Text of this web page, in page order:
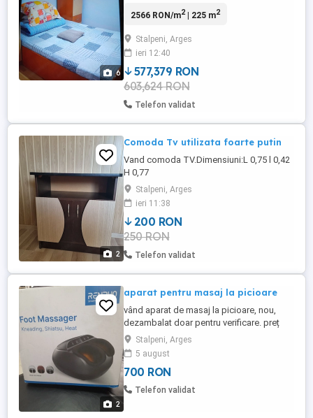
6
2 camera Mioveni etajul 1 ,2 sau 3 fără
2566 RON/m2| 225 m2
Stalpeni, Arges
ieri 12:40
577,379 RON
603,624 RON
Telefon validat
2
Comoda Tv utilizata foarte putin
Vand comoda TV.Dimensiuni:L 0,75 l 0,42
H 0,77
Stalpeni, Arges
ieri 11:38
200 RON
250 RON
Telefon validat
2
aparat pentru masaj la picioare
vând aparat de masaj la picioare, nou,
dezambalat doar pentru verificare. preț
negociabil.
Stalpeni, Arges
5 august
700 RON
Telefon validat